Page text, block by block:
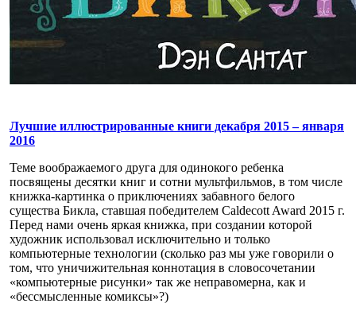
Лучшие иллюстрированные книги декабря 2015 – января
2016
Теме воображаемого друга для одинокого ребенка
посвящены десятки книг и сотни мультфильмов, в том числе
книжка-картинка о приключениях забавного белого
существа Бикла, ставшая победителем Caldecott Award 2015 г.
Перед нами очень яркая книжка, при создании которой
художник использовал исключительно и только
компьютерные технологии (сколько раз мы уже говорили о
том, что уничижительная коннотация в словосочетании
«компьютерные рисунки» так же неправомерна, как и
«бессмысленные комиксы»?)